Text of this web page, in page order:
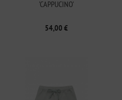
'CAPPUCINO'
54,00 €